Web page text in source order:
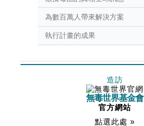
為數百萬人帶來解決方案
執行計畫的成果
造訪
無毒世界基金會
官方網站
點選此處 »